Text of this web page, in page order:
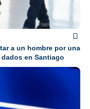
a un hombre por una
en Santiago